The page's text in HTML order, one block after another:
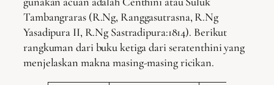
Tambangraras (R.Ng, Ranggasutrasna, R.Ng
Yasadipura II, R.Ng Sastradipura:1814). Berikut
rangkuman dari buku ketiga dari seratenthini yang
menjelaskan makna masing-masing ricikan.